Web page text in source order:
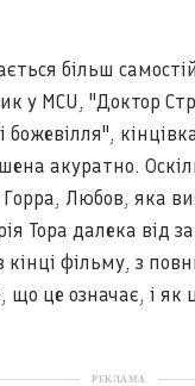
більш
у MCU, "Доктор
божевілля",
акуратно.
Горра, Любов, яка
Тора далека від
кінці фільму, з
це означає, і як
РЕКЛАМА